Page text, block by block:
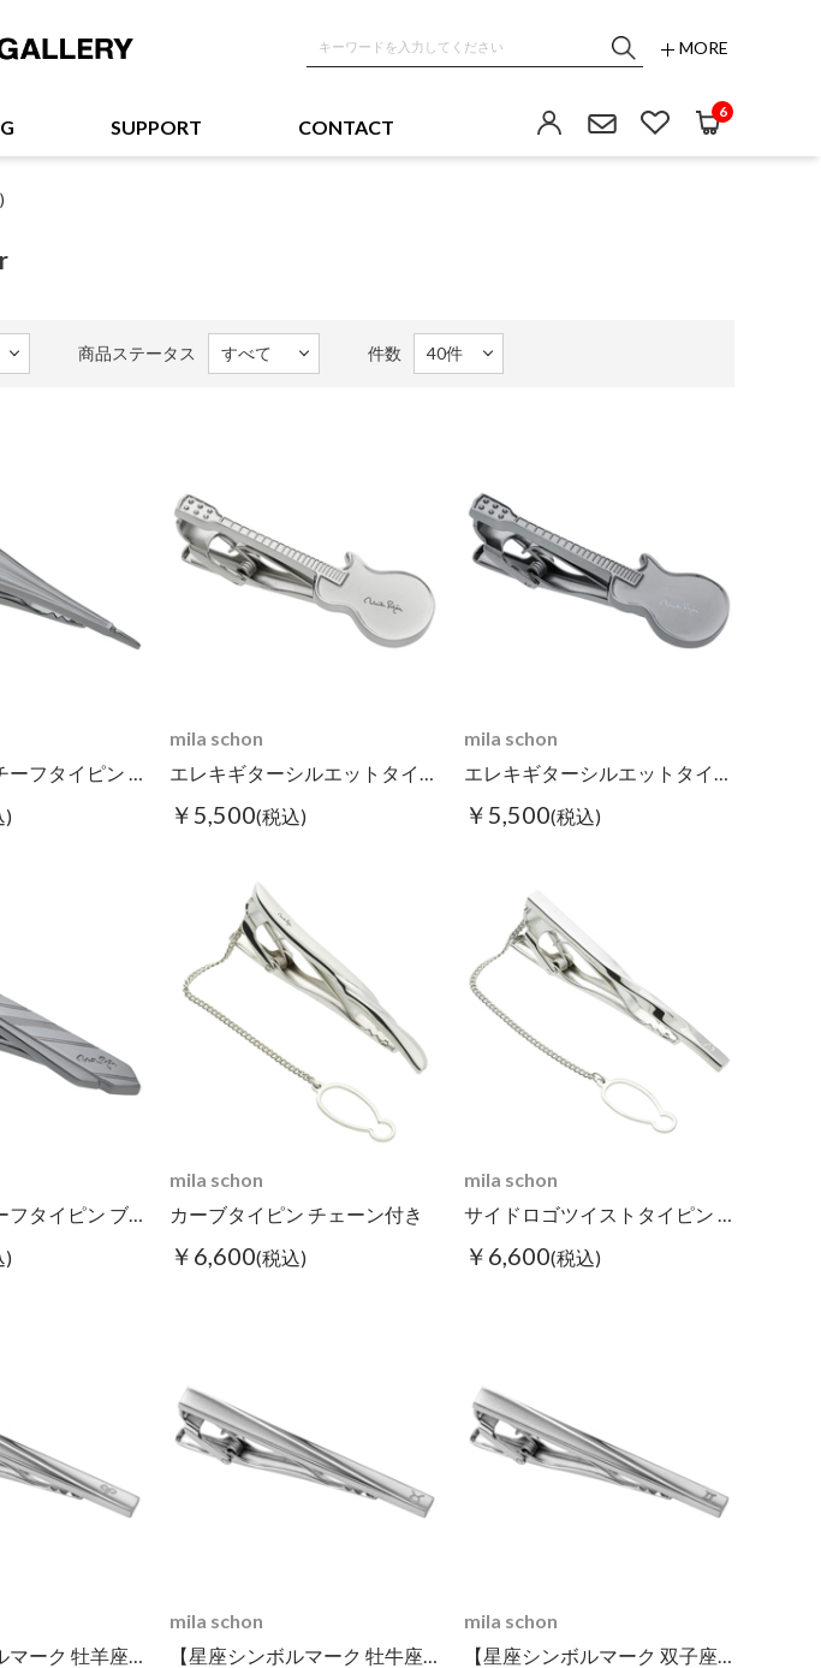
MORE
SUPPORT CONTACT
6
商品ステータス 件数
アンブレラモチーフタイピン ブラック
)
mila schon
エレキギターシルエットタイピン
￥5,500(税込)
mila schon
エレキギターシルエットタイピン ブラック
￥5,500(税込)
ネクタイモチーフタイピン ブラック
)
mila schon
カーブタイピン チェーン付き
￥6,600(税込)
mila schon
サイドロゴツイストタイピン チェーン付き
￥6,600(税込)
【星座シンボルマーク 牡羊座】タイピン
mila schon
【星座シンボルマーク 牡牛座】タイピン
mila schon
【星座シンボルマーク 双子座】タイピン